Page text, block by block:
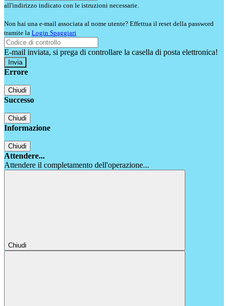
all'indirizzo indicato con le istruzioni necessarie.
Non hai una e-mail associata al nome utente? Effettua il reset della password
tramite la Login Spaggiari
E-mail inviata, si prega di controllare la casella di posta elettronica!
Errore
Chiudi
Successo
Chiudi
Informazione
Chiudi
Attendere...
Attendere il completamento dell'operazione...
Chiudi